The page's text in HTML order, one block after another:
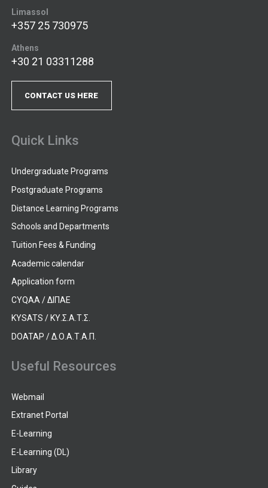
Limassol
+357 25 730975
Athens
+30 21 03311288
CONTACT US HERE
Quick Links
Undergraduate Programs
Postgraduate Programs
Distance Learning Programs
Schools and Departments
Tuition Fees & Funding
Academic calendar
Application form
CYQAA / ΔΙΠΑΕ
KYSATS / ΚΥ.Σ.Α.Τ.Σ.
DOATAP / Δ.Ο.Α.Τ.Α.Π.
Useful Resources
Webmail
Extranet Portal
E-Learning
E-Learning (DL)
Library